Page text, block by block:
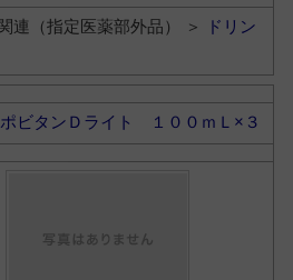
連（指定医薬部外品） ＞
ドリン
ポビタンＤライト １００ｍＬ×３